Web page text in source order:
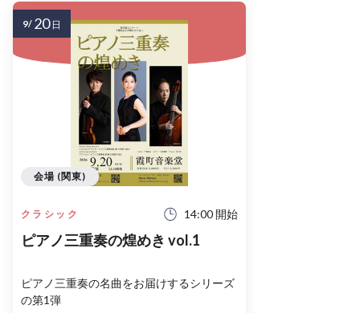
クラシック 14:00 開始
ピアノ三重奏の煌めき vol.1
ピアノ三重奏の名曲をお届けするシリーズ
の第1弾
会場 (関東)
9/ 20 日